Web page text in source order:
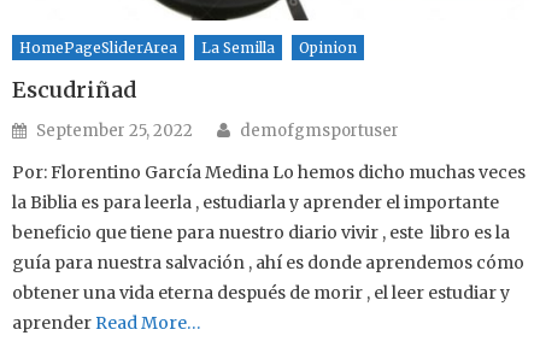
HomePageSliderArea La Semilla Opinion
Escudriñad
Posted on
September 25, 2022 Author
demofgmsportuser
Por: Florentino García Medina Lo hemos dicho muchas veces
la Biblia es para leerla , estudiarla y aprender el importante
beneficio que tiene para nuestro diario vivir , este libro es la
guía para nuestra salvación , ahí es donde aprendemos cómo
obtener una vida eterna después de morir , el leer estudiar y
aprender Read More…